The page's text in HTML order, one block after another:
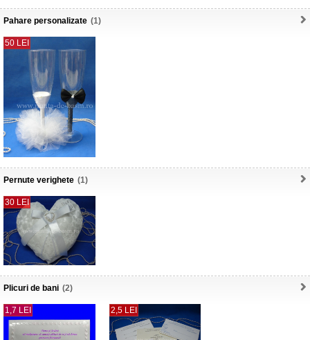
Pahare personalizate (1)
50 LEI
Pernute verighete (1)
30 LEI
Plicuri de bani (2)
1,7 LEI 2,5 LEI